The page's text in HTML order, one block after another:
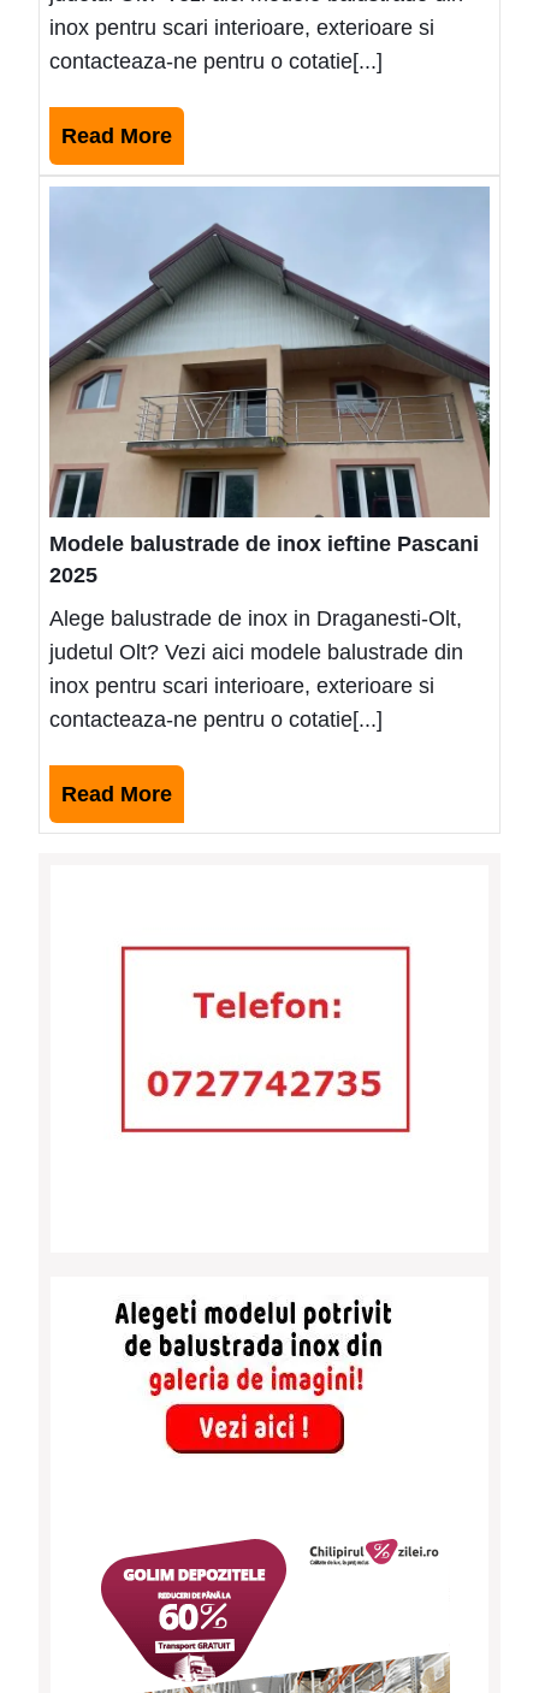
inox pentru scari interioare, exterioare si
contacteaza-ne pentru o cotatie[...]
Read MoreRead
More
2025
Modele balustrade de inox ieftine Pascani
2025
Alege balustrade de inox in Draganesti-Olt,
judetul Olt? Vezi aici modele balustrade din
inox pentru scari interioare, exterioare si
contacteaza-ne pentru o cotatie[...]
Read MoreRead
More